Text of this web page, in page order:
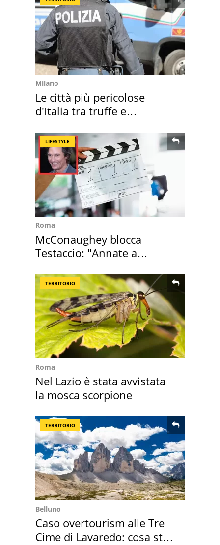
Milano
Le città più pericolose
d'Italia tra truffe e
LIFESTYLE
Roma
McConaughey blocca
Testaccio: "Annate a
TERRITORIO
Roma
Nel Lazio è stata avvistata
la mosca scorpione
TERRITORIO
Belluno
Caso overtourism alle Tre
Cime di Lavaredo: cosa sta